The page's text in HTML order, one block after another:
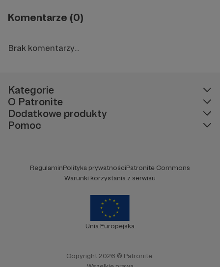
Komentarze (0)
Brak komentarzy...
Kategorie
O Patronite
Dodatkowe produkty
Pomoc
RegulaminPolityka prywatnościPatronite Commons
Warunki korzystania z serwisu
Unia Europejska
Copyright 2026 © Patronite.